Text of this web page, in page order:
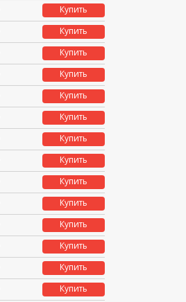
Купить
Купить
Купить
Купить
Купить
Купить
Купить
Купить
Купить
Купить
Купить
Купить
Купить
Купить